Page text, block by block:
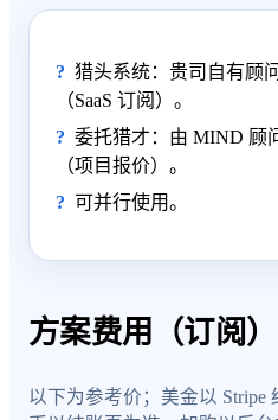
猎头系统：贵司自有顾
（SaaS 订阅）。
委托猎才：由 MIND 顾
（项目报价）。
可并行使用。
方案费用（订阅）
以下为参考价；美金以 Stripe